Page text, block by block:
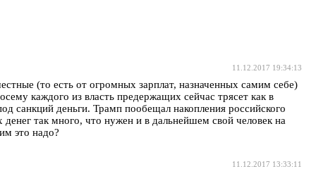
11.12.2017 19:34:13
(то есть от огромных зарплат, назначенных самим себе)
каждого из власть предержащих сейчас трясет как в
санкций деньги. Трамп пообещал накопления российского
так много, что нужен и в дальнейшем свой человек на
это надо?
11.12.2017 13:33:11